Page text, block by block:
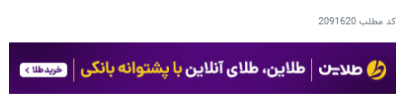
کد مطلب2091620